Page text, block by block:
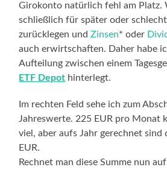
Girokonto natürlich fehl am Platz.
schließlich für später oder
zurücklegen undZinsen* oder
auch erwirtschaften. Daher habe
Aufteilung zwischen einem
ETF Depot hinterlegt.
Im rechten Feld sehe ich zum
Jahreswerte. 225 EUR pro Monat
viel, aber aufs Jahr gerechnet sind
EUR.
Rechnet man diese Summe nun